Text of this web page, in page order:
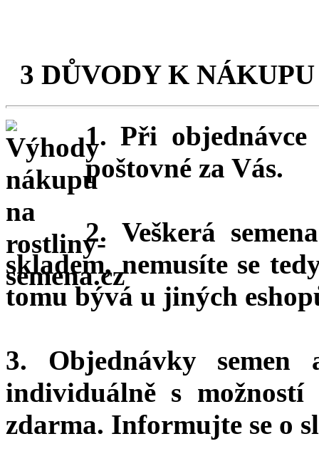
3 DŮVODY K
1. Při
poštovné za Vás.
2. Veškerá
skladem, nemusíte se
tomu bývá u jiných
3. Objednávky
individuálně s možností
zdarma. Informujte se o